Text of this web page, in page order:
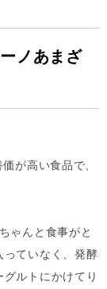
ノあまざ
が高い食品で、
ゃんと食事がと
ていなく、発酵
ルトにかけてり